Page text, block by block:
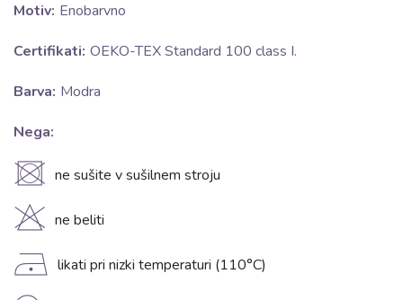
Motiv: Enobarvno
Certifikati: OEKO-TEX Standard 100 class I.
Barva: Modra
Nega:
U ne sušite v sušilnem stroju
H ne beliti
D likati pri nizki temperaturi (110°C)